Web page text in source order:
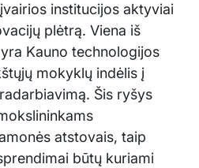
institucijos aktyviai
plėtrą. Viena iš
Kauno technologijos
mokyklų indėlis į
Šis ryšys
atstovais, taip
būtų kuriami